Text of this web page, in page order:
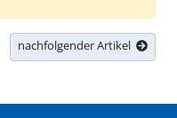
nachfolgender Artikel